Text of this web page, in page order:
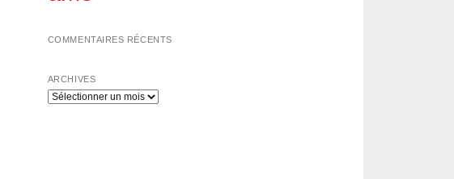
COMMENTAIRES RÉCENTS
ARCHIVES
Archives